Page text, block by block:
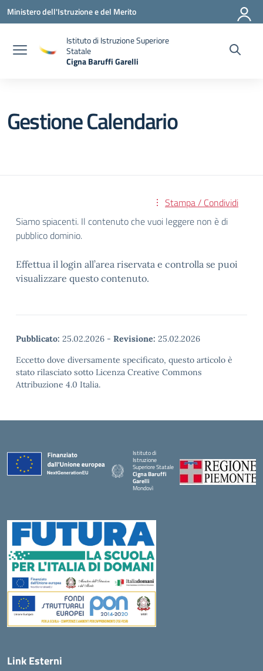
Vai ai contenuti
Vai al menu di navigazione
Vai al footer
Ministero dell'Istruzione e del Merito
Istituto di Istruzione Superiore
Statale
Cigna Baruffi Garelli
Gestione Calendario
Stampa / Condividi
Siamo spiacenti. Il contenuto che vuoi leggere non è di
pubblico dominio.
Effettua il login all’area riservata e controlla se puoi
visualizzare questo contenuto.
Pubblicato: 25.02.2026 - Revisione: 25.02.2026
Eccetto dove diversamente specificato, questo articolo è
stato rilasciato sotto Licenza Creative Commons
Attribuzione 4.0 Italia.
Istituto di
Istruzione
Superiore Statale
Cigna Baruffi
Garelli
Mondovì
Link Esterni